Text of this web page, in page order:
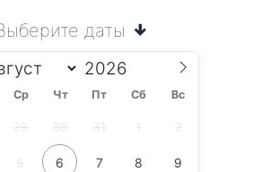
даты
Ср Чт Пт Сб Вс
29 30 31 1 2
5 6 7 8 9